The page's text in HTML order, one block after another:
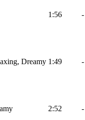
1:56 -
Dreamy 1:49 -
2:52 -